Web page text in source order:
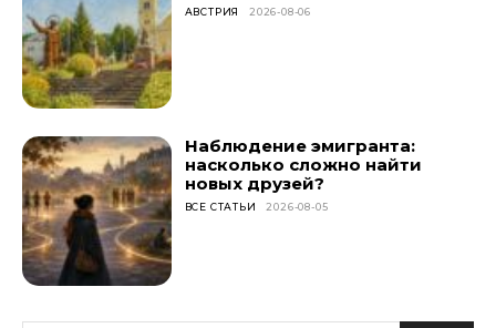
АВСТРИЯ 2026-08-06
Наблюдение эмигранта:
насколько сложно найти
новых друзей?
ВСЕ СТАТЬИ 2026-08-05